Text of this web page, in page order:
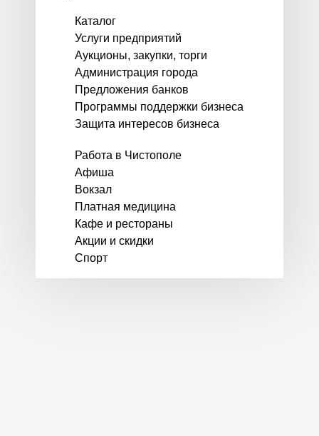
Каталог
Услуги предприятий
Аукционы, закупки, торги
Администрация города
Предложения банков
Программы поддержки бизнеса
Защита интересов бизнеса
Работа в Чистополе
Афиша
Вокзал
Платная медицина
Кафе и рестораны
Акции и скидки
Спорт